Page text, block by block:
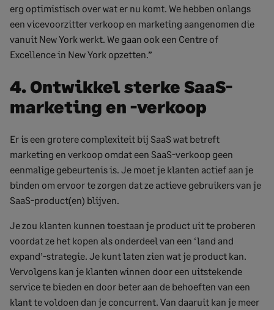
erg optimistisch over wat er nu komt. We hebben onlangs
een vicevoorzitter verkoop en marketing aangenomen die
vanuit New York werkt. We gaan ook een Centre of
Excellence in New York opzetten.”
4. Ontwikkel sterke SaaS-
marketing en -verkoop
Er is een grotere complexiteit bij SaaS wat betreft
marketing en verkoop omdat een SaaS-verkoop geen
eenmalige gebeurtenis is. Je moet je klanten actief aan je
binden om ervoor te zorgen dat ze actieve gebruikers van je
SaaS-product(en) blijven.
Je zou klanten kunnen toestaan je product uit te proberen
voordat ze het kopen als onderdeel van een ‘land and
expand’-strategie. Je kunt laten zien wat je product kan.
Vervolgens kan je klanten winnen door een uitstekende
service te bieden en door beter aan de behoeften van een
klant te voldoen dan je concurrent. Van daaruit kan je meer